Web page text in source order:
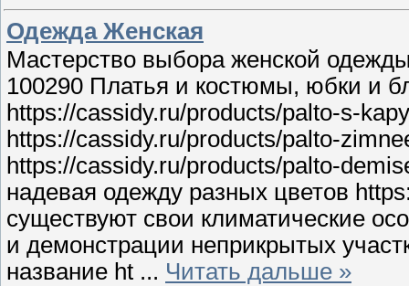
Одежда Женская
Мастерство выбора женской
100290 Платья и костюмы, юбки и
https://cassidy.ru/products/palto-s-
https://cassidy.ru/products/palto-
https://cassidy.ru/products/palto-
надевая одежду разных цветов
существуют свои климатические
и демонстрации неприкрытых
название ht ... Читать дальше »